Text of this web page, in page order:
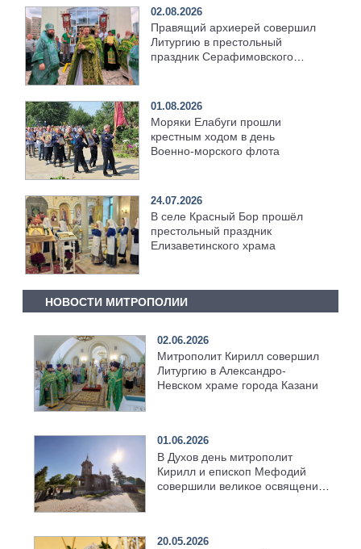
02.08.2026
Правящий архиерей совершил
Литургию в престольный
праздник Серафимовского
01.08.2026
Моряки Елабуги прошли
крестным ходом в день
Военно‑морского флота
24.07.2026
В селе Красный Бор прошёл
престольный праздник
Елизаветинского храма
НОВОСТИ МИТРОПОЛИИ
02.06.2026
Митрополит Кирилл совершил
Литургию в Александро-
Невском храме города Казани
01.06.2026
В Духов день митрополит
Кирилл и епископ Мефодий
совершили великое освящение
20.05.2026